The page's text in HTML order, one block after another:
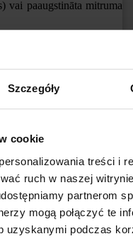
Szczegóły
cookie
treści i
ruch w naszej
partnerom
mogą połączyć te
uzyskanymi podczas
vai paaugstināta mitruma
izraisīt nopietnus roku